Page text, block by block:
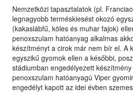
Nemzetközi tapasztalatok (pl.
legnagyobb terméskiesést okozó
(kakaslábfű, köles és muhar fajok)
penoxszulam hatóanyag alkalmas
készítményt a cirok már nem bír el. A
egyszikű gyomok ellen a későbbi,
stádiumban engedélyezett
penoxszulam hatóanyagú Viper
engedélyt kapott az idei évben